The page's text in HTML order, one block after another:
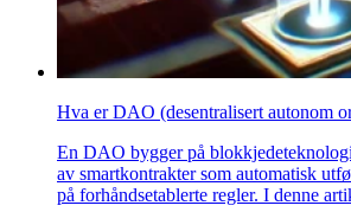
Hva er DAO (desentralisert autonom
En DAO bygger på
av smartkontrakter som automatisk
på forhåndsetablerte regler. I denne